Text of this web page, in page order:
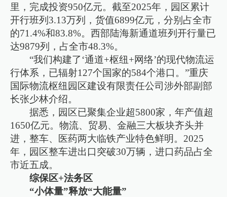
里，完成投资950亿元。截至2025年，园区累计
开行班列3.13万列，货值6899亿元，分别占全市
的71.4%和83.8%。西部陆海新通道班列开行量已
达9879列，占全市48.3%。
“我们构建了‘通道+枢纽+网络’的现代物流运
行体系，已辐射127个国家的584个港口。”重庆
国际物流枢纽园区建设有限责任公司涉外部副部
长张少林介绍。
据悉，园区已聚集企业超5800家，年产值超
1650亿元。物流、贸易、金融三大板块齐头并
进，整车、医药两大临铁产业特色鲜明。2025
年，园区整车进出口突破30万辆，进口药品占全
市近五成。
综保区+法务区
“小体量”释放“大能量”